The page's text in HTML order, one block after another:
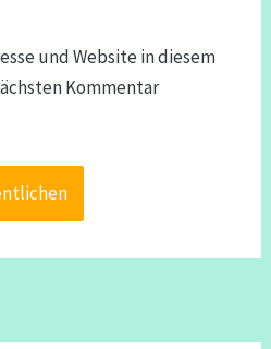
und Website in diesem
Kommentar